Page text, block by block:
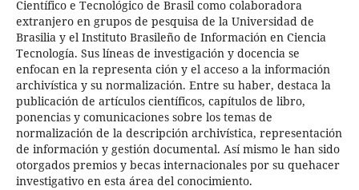
Científico e Tecnológico de Brasil como colaboradora
extranjero en grupos de pesquisa de la Universidad de
Brasilia y el Instituto Brasileño de Información en Ciencia
Tecnología. Sus líneas de investigación y docencia se
enfocan en la representa ción y el acceso a la información
archivística y su normalización. Entre su haber, destaca la
publicación de artículos científicos, capítulos de libro,
ponencias y comunicaciones sobre los temas de
normalización de la descripción archivística, representación
de información y gestión documental. Así mismo le han sido
otorgados premios y becas internacionales por su quehacer
investigativo en esta área del conocimiento.